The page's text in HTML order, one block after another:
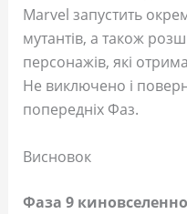
Marvel запустить
мутантів, а також
персонажів, які
Не виключено і
попередніх Фаз.
Висновок
Фаза 9